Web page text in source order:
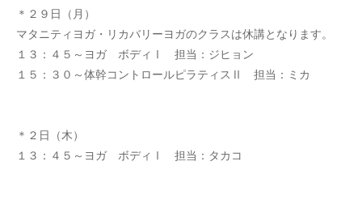
＊２９日（月）
マタニティヨガ・リカバリーヨガのクラスは休講となります。
１３：４５～ヨガ ボディⅠ 担当：ジヒョン
１５：３０～体幹コントロールピラティスⅡ 担当：ミカ
＊２日（木）
１３：４５～ヨガ ボディⅠ 担当：タカコ